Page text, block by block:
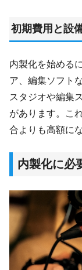
初期費用と設
内製化を始める
ア、編集ソフト
スタジオや編集
があります。こ
合よりも高額に
内製化に必